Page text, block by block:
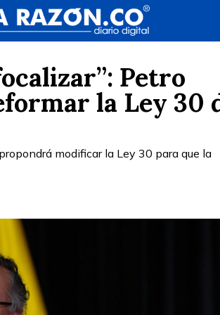
Petro
la Ley 30
modificar la Ley 30 para que la